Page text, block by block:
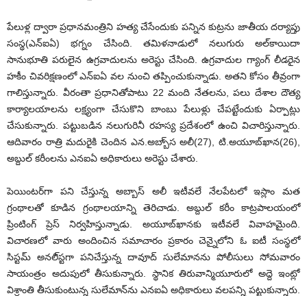
పేలుళ్ల ద్వారా ప్రధానమంత్రిని హత్య చేసేందుకు పన్నిన కుట్రను జాతీయ దర్యాప్తు
సంస్థ(ఎన్‌ఐఏ) భగ్నం చేసింది. తమిళనాడులో నలుగురు అల్‌కాయిదా
సానుభూతి పరులైన ఉగ్రవాదులను అరెస్టు చేసింది. ఉగ్రవాదుల గ్యాంగ్‌ లీడరైన
హకీం చివరిక్షణంలో ఎన్‌ఐఏ వల నుంచి తప్పించుకున్నాడు. అతని కోసం తీవ్రంగా
గాలిస్తున్నారు. వీరంతా ప్రధానితోపాటు 22 మంది నేతలను, పలు దేశాల దౌత్య
కార్యాలయాలను లక్ష్యంగా చేసుకొని బాంబు పేలుళ్లు చేపట్టేందుకు ఏర్పాట్లు
చేసుకున్నారు. పట్టుబడిన నలుగురినీ రహస్య ప్రదేశంలో ఉంచి విచారిస్తున్నారు.
ఆదివారం రాత్రి మదురైకి చెందిన ఎన.అబ్బా్‌స అలీ(27), టి.అయూబ్‌ఖాన(26),
అబ్దుల్‌ కరీంలను ఎనఐఏ అధికారులు అరెస్టు చేశారు.
పెయింటర్‌గా పని చేస్తున్న అబ్బాస్‌ అలీ ఇటీవలే నేలపేటలో ఇస్లాం మత
గ్రంథాలతో కూడిన గ్రంథాలయాన్ని తెరిచాడు. అబ్దుల్‌ కరీం కాట్రపాలయంలో
ప్రింటింగ్‌ ప్రెస్‌ నిర్వహిస్తున్నాడు. అయూబ్‌ఖానకు ఇటీవలే వివాహమైంది.
విచారణలో వారు అందించిన సమాచారం ప్రకారం చెన్నైలోని ఓ ఐటీ సంస్థలో
సిస్టమ్‌ అనలి్‌స్టగా పనిచేస్తున్న దావూద్‌ సులేమానను పోలీసులు సోమవారం
సాయంత్రం అదుపులో తీసుకున్నారు. స్థానిక తిరువాన్మియూరులో అద్దె ఇంట్లో
విశ్రాంతి తీసుకుంటున్న సులేమాన్‌ను ఎనఐఏ అధికారులు వలపన్ని పట్టుకున్నారు.